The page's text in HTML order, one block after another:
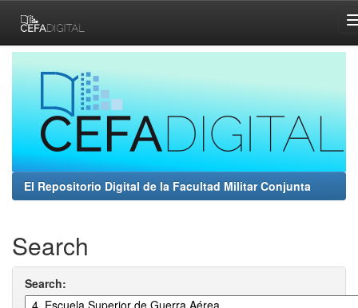
navigation
El Repositorio Digital de la Facultad Militar Conjunta
Search
Search: